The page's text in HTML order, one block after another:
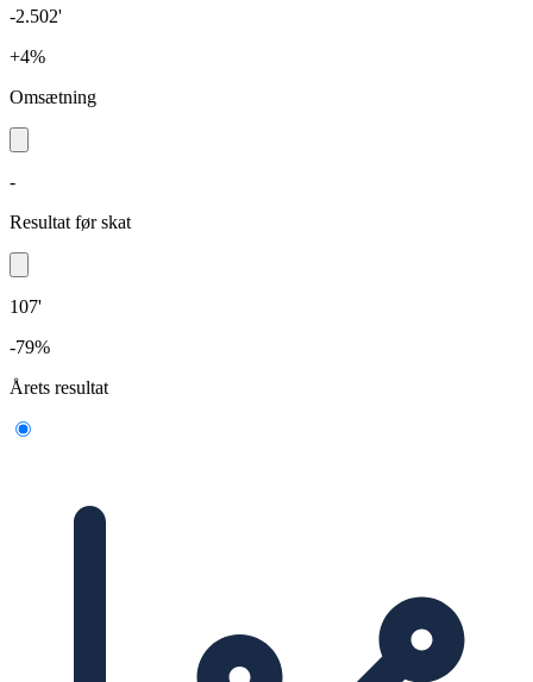
-2.502'
+4%
Omsætning
-
Resultat før skat
107'
-79%
Årets resultat